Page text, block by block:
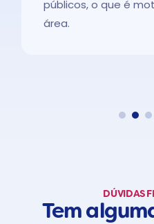
públicos, o que é
área.
DÚVIDAS
Tem